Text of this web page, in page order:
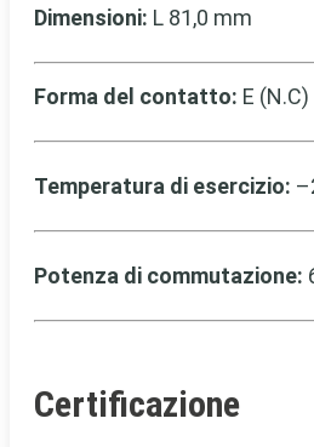
Dimensioni: L 81,0 mm
Forma del contatto: E (N.C)
Temperatura di esercizio:
Potenza di commutazione:
Certificazione